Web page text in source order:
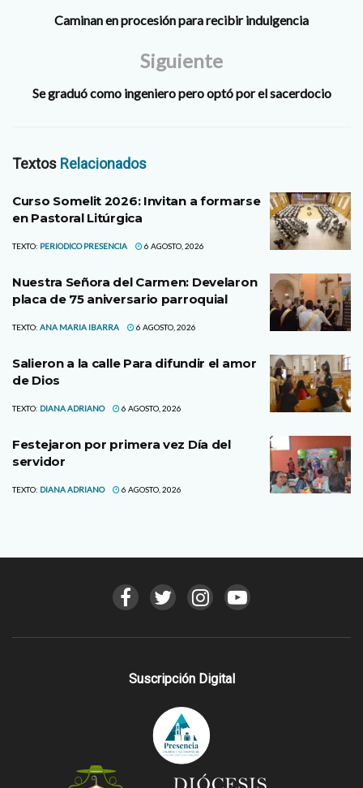
Caminan en procesión para recibir indulgencia
Siguiente
Se graduó como ingeniero pero optó por el sacerdocio
Textos Relacionados
Curso Somelit 2026: Invitan a formarse
en Pastoral Litúrgica
TEXTO: PERIODICO PRESENCIA 6 AGOSTO, 2026
Nuestra Señora del Carmen: Develaron
placa de 75 aniversario parroquial
TEXTO: ANA MARIA IBARRA 6 AGOSTO, 2026
Salieron a la calle Para difundir el amor
de Dios
TEXTO: DIANA ADRIANO 6 AGOSTO, 2026
Festejaron por primera vez Día del
servidor
TEXTO: DIANA ADRIANO 6 AGOSTO, 2026
Suscripción Digital